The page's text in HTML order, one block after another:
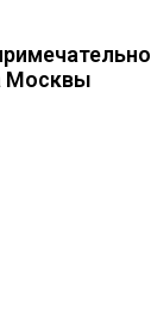
Москвы